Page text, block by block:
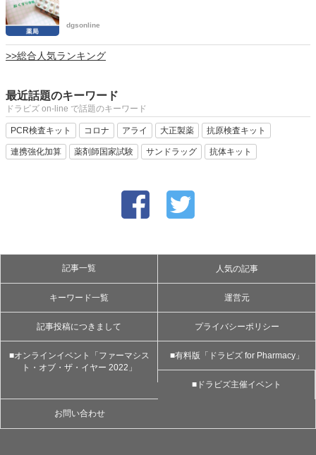
dgsonline
>>総合人気ランキング
最近話題のキーワード
ドラビズ on-line で話題のキーワード
PCR検査キット コロナ アライ 大正製薬 抗原検査キット
連携強化加算 薬剤師国家試験 サンドラッグ 抗体キット
記事一覧 人気の記事
キーワード一覧 運営元
記事投稿につきまして プライバシーポリシー
■オンラインイベント「ファーマシス
ト・オブ・ザ・イヤー 2022」
■有料版「ドラビズ for Pharmacy」
■ドラビズ主催イベント
お問い合わせ